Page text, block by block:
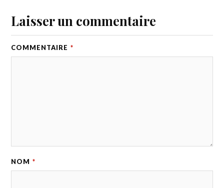
Laisser un commentaire
COMMENTAIRE *
NOM *